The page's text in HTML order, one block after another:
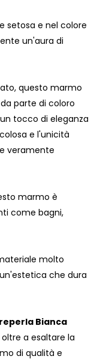
setosa e nel colore
un'aura di
questo marmo
parte di coloro
tocco di eleganza
e l'unicità
veramente
marmo è
come bagni,
molto
che dura
Bianca
a esaltare la
di qualità e